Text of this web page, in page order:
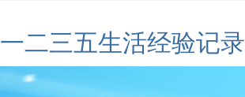
一二三五生活经验记录